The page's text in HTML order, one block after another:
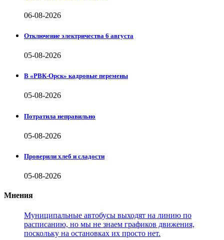
06-08-2026
Отключение электричества 6 августа
05-08-2026
В «РВК-Орск» кадровые перемены
05-08-2026
Потратила неправильно
05-08-2026
Проверили хлеб и сладости
05-08-2026
Мнения
Муниципальные автобусы выходят на линию по
расписанию, но мы не знаем графиков движения,
поскольку на остановках их просто нет.